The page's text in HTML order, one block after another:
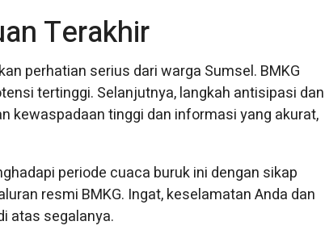
Terakhir
perhatian serius dari warga Sumsel. BMKG
tertinggi. Selanjutnya, langkah antisipasi dan
kewaspadaan tinggi dan informasi yang akurat,
periode cuaca buruk ini dengan sikap
resmi BMKG. Ingat, keselamatan Anda dan
atas segalanya.